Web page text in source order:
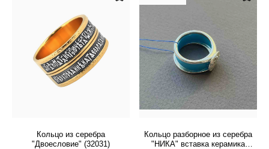
Кольцо из серебра
"Двоесловие" (32031)
Кольцо разборное из серебра
"НИКА" вставка керамика